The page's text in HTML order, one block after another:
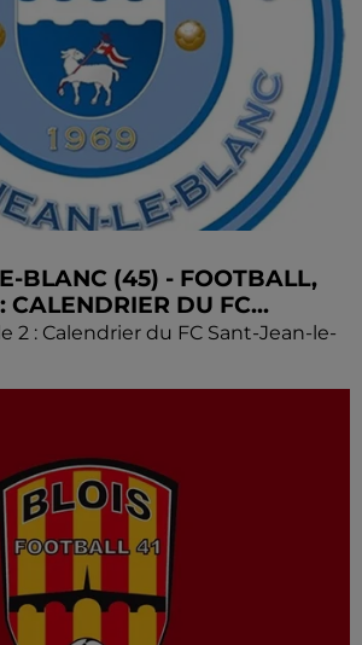
BLANC (45) - FOOTBALL,
CALENDRIER DU FC...
2 : Calendrier du FC Sant-Jean-le-